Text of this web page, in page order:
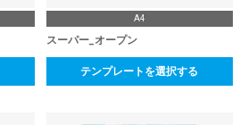
A4
スーパー_オープン
テンプレートを選択する